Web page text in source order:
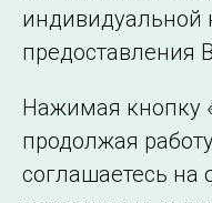
©2005–2026 АО «СО ЕЭС»
индивидуальной
предоставления
Нажимая кнопку
продолжая
соглашаетесь на